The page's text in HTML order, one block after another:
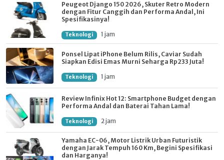
Peugeot Django 150 2026, Skuter Retro Modern
dengan Fitur Canggih dan Performa Andal, Ini
Spesifikasinya!
Teknologi 1 jam
Ponsel Lipat iPhone Belum Rilis, Caviar Sudah
Siapkan Edisi Emas Murni Seharga Rp233 Juta!
Teknologi 1 jam
Review Infinix Hot 12: Smartphone Budget dengan
Performa Andal dan Baterai Tahan Lama!
Teknologi 2 jam
Yamaha EC-06, Motor Listrik Urban Futuristik
dengan Jarak Tempuh 160 Km, Begini Spesifikasi
dan Harganya!